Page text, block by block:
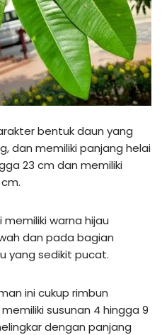
bentuk daun yang
dan memiliki panjang helai
23 cm dan memiliki
warna hijau
dan pada bagian
yang sedikit pucat.
ini cukup rimbun
susunan 4 hingga 9
dengan panjang